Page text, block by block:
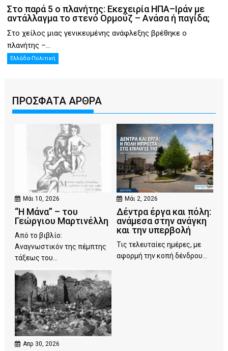
Στο παρά 5 ο πλανήτης: Εκεχειρία ΗΠΑ–Ιράν με
αντάλλαγμα το στενό Ορμούζ – Ανάσα ή παγίδα;
Στο χείλος μιας γενικευμένης ανάφλεξης βρέθηκε ο
πλανήτης –...
Ελλάδα-Πολιτική
ΠΡΟΣΦΑΤΑ ΑΡΘΡΑ
Μάι 10, 2026
“Η Μάνα” – του
Γεώργιου Μαρτινέλλη
Από το βιβλίο:
Αναγνωστικόν της πέμπτης
τάξεως του...
Μάι 2, 2026
Δέντρα έργα και πόλη:
ανάμεσα στην ανάγκη
και την υπερβολή
Τις τελευταίες ημέρες, με
αφορμή την κοπή δένδρου...
Απρ 30, 2026